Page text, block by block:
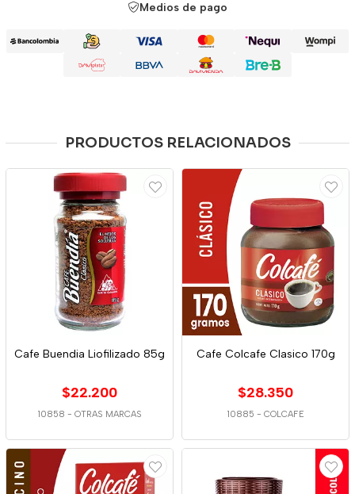
Medios de pago
PRODUCTOS RELACIONADOS
Cafe Buendia Liofilizado 85g
$22.200
10858 - OTRAS MARCAS
Cafe Colcafe Clasico 170g
$28.350
10885 - COLCAFE